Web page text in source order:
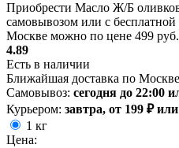
Приобрести Масло Ж/Б
самовывозом или с
Москве можно по цене 499 руб.
4.89
Есть в наличии
Ближайшая доставка по
Самовывоз: сегодня до 22:00
Курьером: завтра, от 199 ₽
1 кг
Цена: